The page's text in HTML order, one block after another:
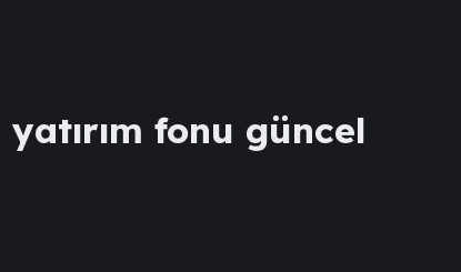
yatırım fonu güncel